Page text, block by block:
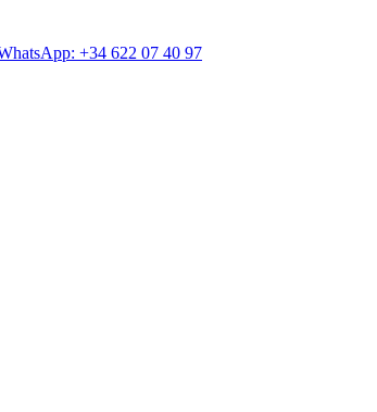
+34 622 07 40 97